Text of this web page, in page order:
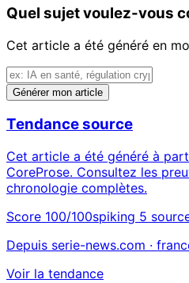
Quel sujet voulez-vous
Cet article a été généré en
Générer mon article
Tendance source
Cet article a été généré à
CoreProse. Consultez les
chronologie complètes.
Score 100/100spiking 5
Depuis serie-news.com ·
Voir la tendance